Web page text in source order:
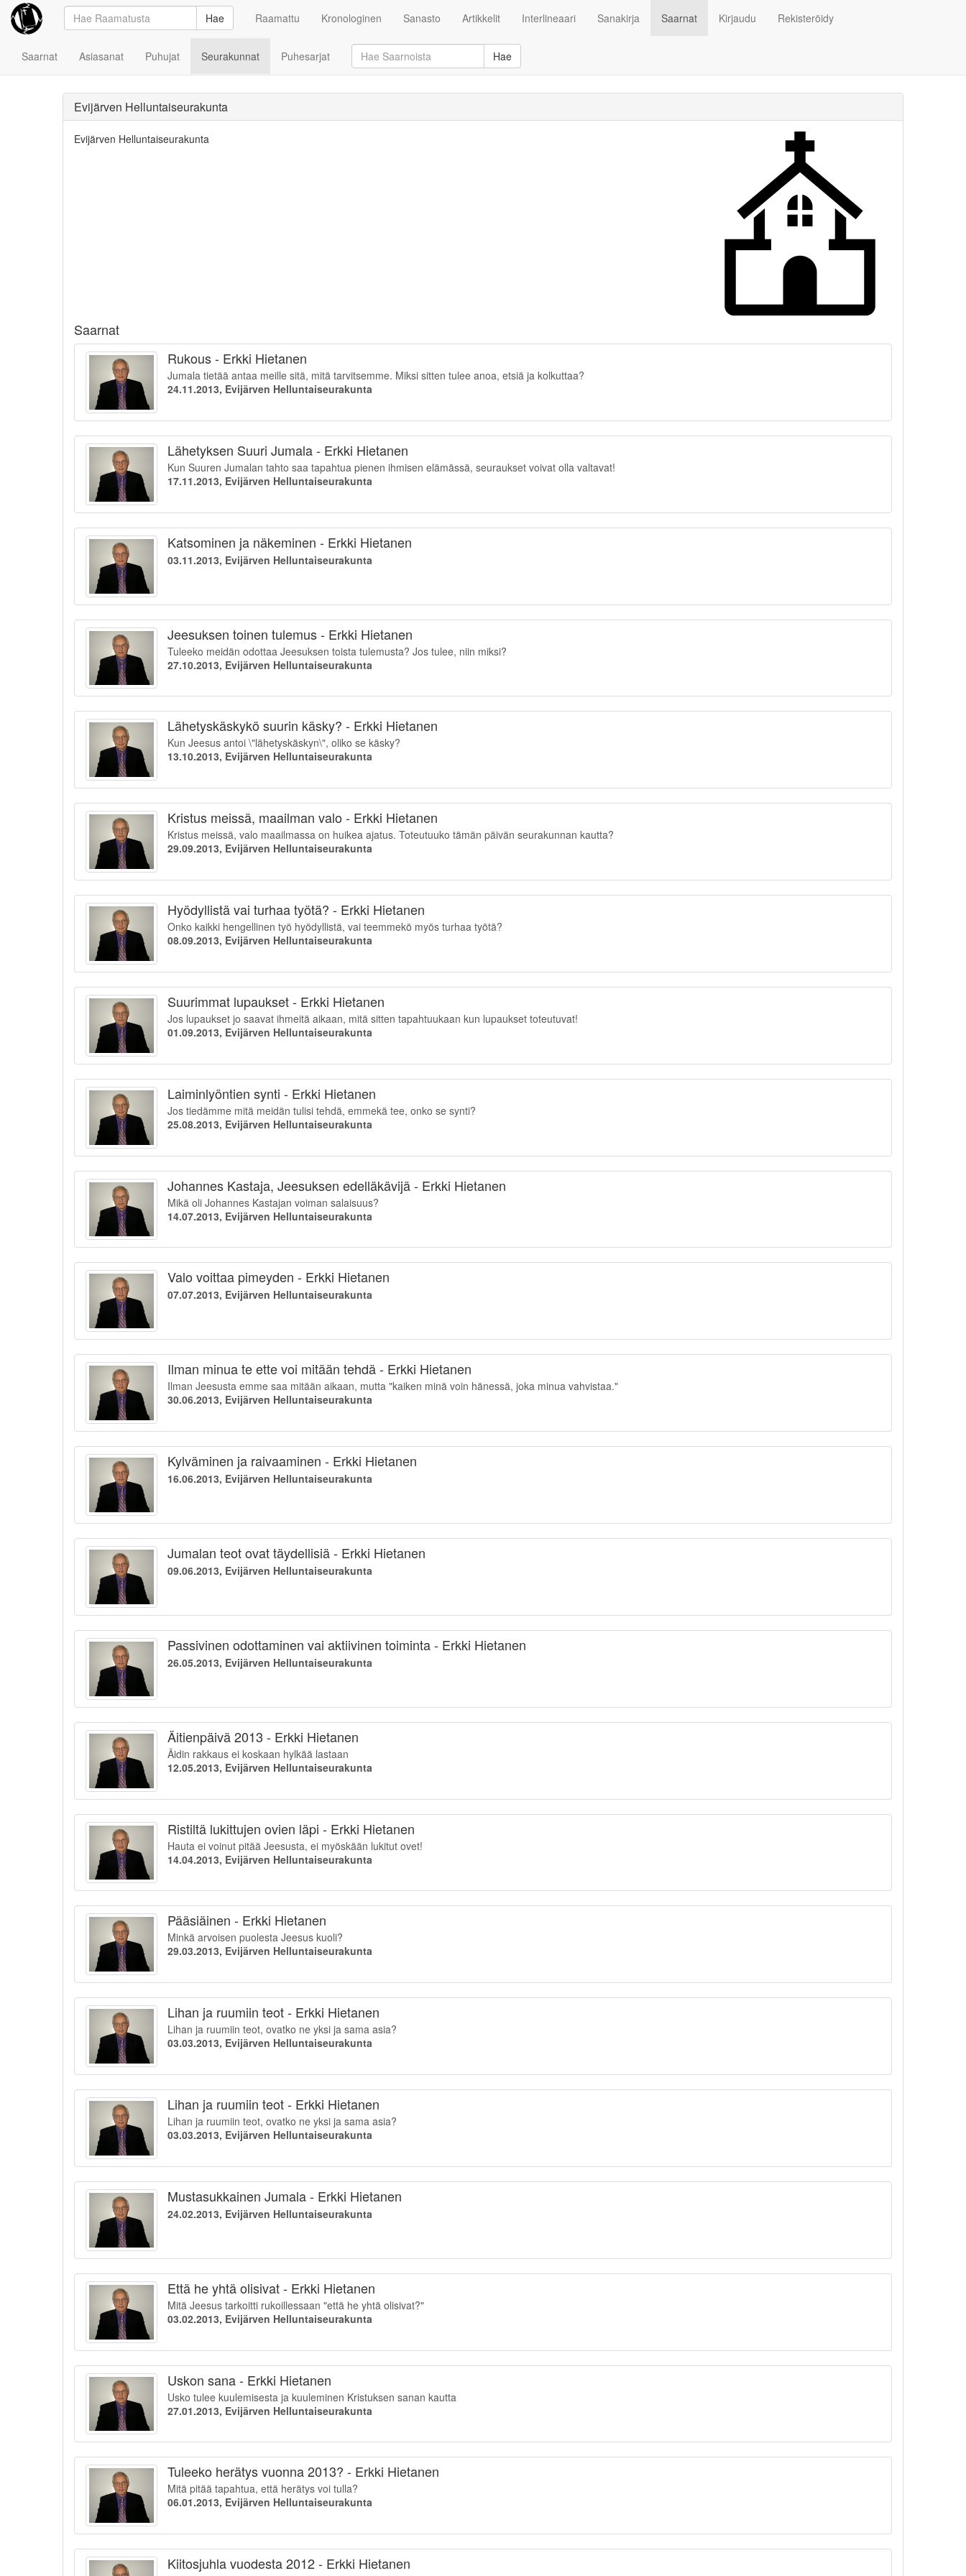
Hae Raamattu Kronologinen Sanasto Artikkelit Interlineaari Sanakirja Saarnat Kirjaudu Rekisteröidy
Saarnat Asiasanat Puhujat Seurakunnat Puhesarjat Hae
Evijärven Helluntaiseurakunta
Evijärven Helluntaiseurakunta
Saarnat
Rukous - Erkki Hietanen
Jumala tietää antaa meille sitä, mitä tarvitsemme. Miksi sitten tulee anoa, etsiä ja kolkuttaa?
24.11.2013, Evijärven Helluntaiseurakunta
Lähetyksen Suuri Jumala - Erkki Hietanen
Kun Suuren Jumalan tahto saa tapahtua pienen ihmisen elämässä, seuraukset voivat olla valtavat!
17.11.2013, Evijärven Helluntaiseurakunta
Katsominen ja näkeminen - Erkki Hietanen
03.11.2013, Evijärven Helluntaiseurakunta
Jeesuksen toinen tulemus - Erkki Hietanen
Tuleeko meidän odottaa Jeesuksen toista tulemusta? Jos tulee, niin miksi?
27.10.2013, Evijärven Helluntaiseurakunta
Lähetyskäskykö suurin käsky? - Erkki Hietanen
Kun Jeesus antoi \"lähetyskäskyn\", oliko se käsky?
13.10.2013, Evijärven Helluntaiseurakunta
Kristus meissä, maailman valo - Erkki Hietanen
Kristus meissä, valo maailmassa on huikea ajatus. Toteutuuko tämän päivän seurakunnan kautta?
29.09.2013, Evijärven Helluntaiseurakunta
Hyödyllistä vai turhaa työtä? - Erkki Hietanen
Onko kaikki hengellinen työ hyödyllistä, vai teemmekö myös turhaa työtä?
08.09.2013, Evijärven Helluntaiseurakunta
Suurimmat lupaukset - Erkki Hietanen
Jos lupaukset jo saavat ihmeitä aikaan, mitä sitten tapahtuukaan kun lupaukset toteutuvat!
01.09.2013, Evijärven Helluntaiseurakunta
Laiminlyöntien synti - Erkki Hietanen
Jos tiedämme mitä meidän tulisi tehdä, emmekä tee, onko se synti?
25.08.2013, Evijärven Helluntaiseurakunta
Johannes Kastaja, Jeesuksen edelläkävijä - Erkki Hietanen
Mikä oli Johannes Kastajan voiman salaisuus?
14.07.2013, Evijärven Helluntaiseurakunta
Valo voittaa pimeyden - Erkki Hietanen
07.07.2013, Evijärven Helluntaiseurakunta
Ilman minua te ette voi mitään tehdä - Erkki Hietanen
Ilman Jeesusta emme saa mitään aikaan, mutta "kaiken minä voin hänessä, joka minua vahvistaa."
30.06.2013, Evijärven Helluntaiseurakunta
Kylväminen ja raivaaminen - Erkki Hietanen
16.06.2013, Evijärven Helluntaiseurakunta
Jumalan teot ovat täydellisiä - Erkki Hietanen
09.06.2013, Evijärven Helluntaiseurakunta
Passivinen odottaminen vai aktiivinen toiminta - Erkki Hietanen
26.05.2013, Evijärven Helluntaiseurakunta
Äitienpäivä 2013 - Erkki Hietanen
Äidin rakkaus ei koskaan hylkää lastaan
12.05.2013, Evijärven Helluntaiseurakunta
Ristiltä lukittujen ovien läpi - Erkki Hietanen
Hauta ei voinut pitää Jeesusta, ei myöskään lukitut ovet!
14.04.2013, Evijärven Helluntaiseurakunta
Pääsiäinen - Erkki Hietanen
Minkä arvoisen puolesta Jeesus kuoli?
29.03.2013, Evijärven Helluntaiseurakunta
Lihan ja ruumiin teot - Erkki Hietanen
Lihan ja ruumiin teot, ovatko ne yksi ja sama asia?
03.03.2013, Evijärven Helluntaiseurakunta
Lihan ja ruumiin teot - Erkki Hietanen
Lihan ja ruumiin teot, ovatko ne yksi ja sama asia?
03.03.2013, Evijärven Helluntaiseurakunta
Mustasukkainen Jumala - Erkki Hietanen
24.02.2013, Evijärven Helluntaiseurakunta
Että he yhtä olisivat - Erkki Hietanen
Mitä Jeesus tarkoitti rukoillessaan "että he yhtä olisivat?"
03.02.2013, Evijärven Helluntaiseurakunta
Uskon sana - Erkki Hietanen
Usko tulee kuulemisesta ja kuuleminen Kristuksen sanan kautta
27.01.2013, Evijärven Helluntaiseurakunta
Tuleeko herätys vuonna 2013? - Erkki Hietanen
Mitä pitää tapahtua, että herätys voi tulla?
06.01.2013, Evijärven Helluntaiseurakunta
Kiitosjuhla vuodesta 2012 - Erkki Hietanen